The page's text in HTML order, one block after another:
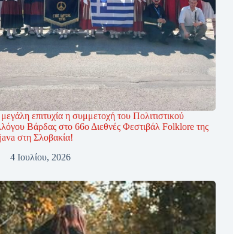
επιτυχία η συμμετοχή του Πολιτιστικού
Βάρδας στο 66ο Διεθνές Φεστιβάλ Folklore της
στη Σλοβακία!
4 Ιουλίου, 2026